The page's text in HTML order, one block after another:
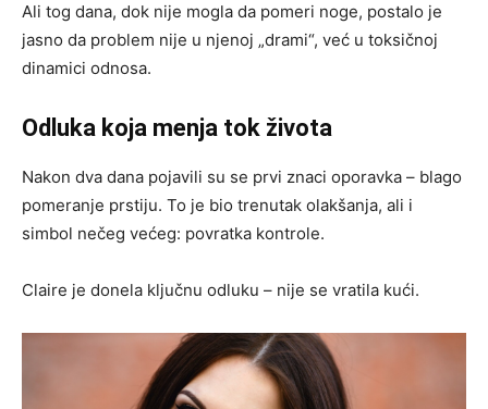
Ali tog dana, dok nije mogla da pomeri noge, postalo je
jasno da problem nije u njenoj „drami“, već u toksičnoj
dinamici odnosa.
Odluka koja menja tok života
Nakon dva dana pojavili su se prvi znaci oporavka – blago
pomeranje prstiju. To je bio trenutak olakšanja, ali i
simbol nečeg većeg: povratka kontrole.
Claire je donela ključnu odluku – nije se vratila kući.